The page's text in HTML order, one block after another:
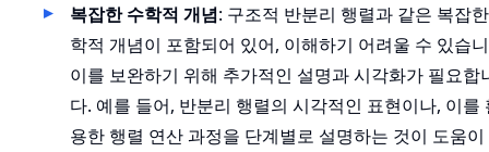
복잡한 수학적 개념: 구조적 반분리 행렬과 같은 복잡
학적 개념이 포함되어 있어, 이해하기 어려울 수 있습
이를 보완하기 위해 추가적인 설명과 시각화가 필요합
다. 예를 들어, 반분리 행렬의 시각적인 표현이나, 이를
용한 행렬 연산 과정을 단계별로 설명하는 것이 도움이